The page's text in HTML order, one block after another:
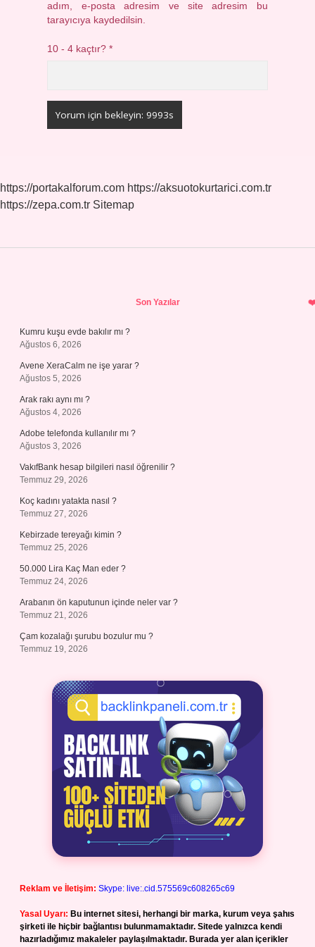
adım, e-posta adresim ve site adresim bu
tarayıcıya kaydedilsin.
10 - 4 kaçtır?*
https://portakalforum.com https://aksuotokurtarici.com.tr
https://zepa.com.tr Sitemap
Son Yazılar
Kumru kuşu evde bakılır mı ?
Ağustos 6, 2026
Avene XeraCalm ne işe yarar ?
Ağustos 5, 2026
Arak rakı aynı mı ?
Ağustos 4, 2026
Adobe telefonda kullanılır mı ?
Ağustos 3, 2026
VakıfBank hesap bilgileri nasıl öğrenilir ?
Temmuz 29, 2026
Koç kadını yatakta nasıl ?
Temmuz 27, 2026
Kebirzade tereyağı kimin ?
Temmuz 25, 2026
50.000 Lira Kaç Man eder ?
Temmuz 24, 2026
Arabanın ön kaputunun içinde neler var ?
Temmuz 21, 2026
Çam kozalağı şurubu bozulur mu ?
Temmuz 19, 2026
Reklam ve İletişim: Skype: live:.cid.575569c608265c69
Yasal Uyarı: Bu internet sitesi, herhangi bir marka, kurum veya şahıs
şirketi ile hiçbir bağlantısı bulunmamaktadır. Sitede yalnızca kendi
hazırladığımız makaleler paylaşılmaktadır. Burada yer alan içerikler